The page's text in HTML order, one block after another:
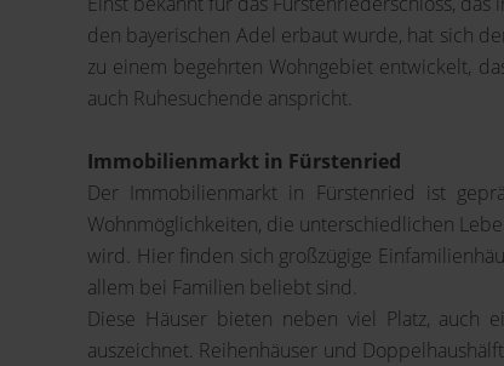
den bayerischen Adel erbaut wurde, hat sich
zu einem begehrten Wohngebiet entwickelt,
auch Ruhesuchende anspricht.
Immobilienmarkt in Fürstenried
Der Immobilienmarkt in Fürstenried ist
Wohnmöglichkeiten, die unterschiedlichen
wird. Hier finden sich großzügige
allem bei Familien beliebt sind.
Diese Häuser bieten neben viel Platz, auch
auszeichnet. Reihenhäuser und